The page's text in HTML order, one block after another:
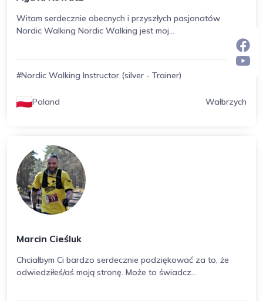
Witam serdecznie obecnych i przyszłych pasjonatów
Nordic Walking Nordic Walking jest moj...
#Nordic Walking Instructor (silver - Trainer)
Poland Wałbrzych
Marcin Cieśluk
Chciałbym Ci bardzo serdecznie podziękować za to, że
odwiedziłeś/aś moją stronę. Może to świadcz...